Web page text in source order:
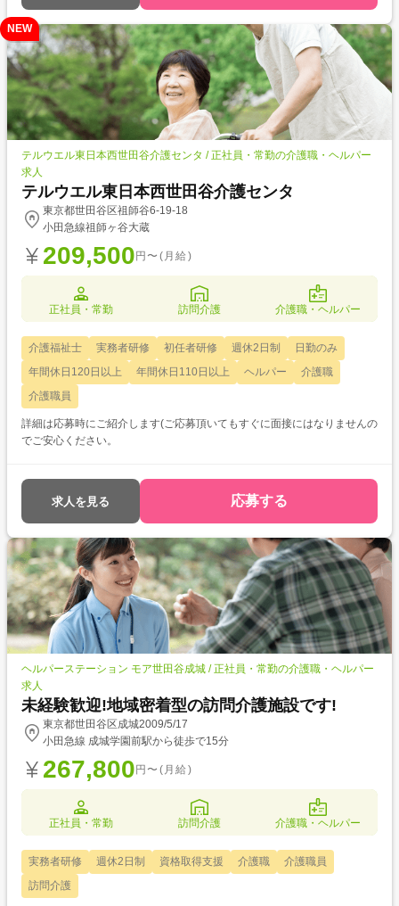
NEW
テルウエル東日本西世田谷介護センタ / 正社員・常勤の介護職・ヘルパー
求人
テルウエル東日本西世田谷介護センタ
東京都世田谷区祖師谷6-19-18
小田急線祖師ヶ谷大蔵
209,500 円〜(月給)
正社員・常勤 訪問介護 介護職・ヘルパー
介護福祉士 実務者研修 初任者研修 週休2日制
日勤のみ
年間休日120日以上
年間休日110日以上 ヘルパー
介護職
介護職員
詳細は応募時にご紹介します(ご応募頂いてもすぐに面接にはなりませんの
でご安心ください。
求人を見る 応募する
ヘルパーステーション モア世田谷成城 / 正社員・常勤の介護職・ヘルパー
求人
未経験歓迎!地域密着型の訪問介護施設です!
東京都世田谷区成城2009/5/17
小田急線 成城学園前駅から徒歩で15分
267,800 円〜(月給)
正社員・常勤 訪問介護 介護職・ヘルパー
実務者研修 週休2日制 資格取得支援 介護職
介護職員
訪問介護